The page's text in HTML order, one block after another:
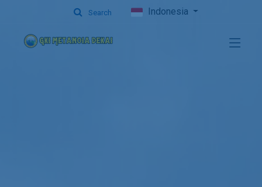
Search Indonesia